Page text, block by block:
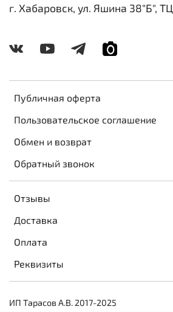
Публичная оферта
Пользовательское соглашение
Обмен и возврат
Обратный звонок
Отзывы
Доставка
Оплата
Реквизиты
г. Хабаровск, ул. Яшина 38"Б",
ИП Тарасов А.В. 2017-2025